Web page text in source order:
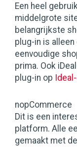
Een heel
middelgrote
belangrijkste
plug-in is
eenvoudige
prima. Ook
plug-in op
nopCommerce
Dit is een
platform. Alle
gemaakt met